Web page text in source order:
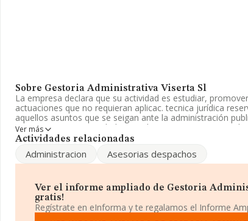
Sobre Gestoria Administrativa Viserta Sl
La empresa declara que su actividad es estudiar,
actuaciones que no requieran aplicac. tecnica jurídica
aquellos asuntos que se seigan ante la administración
empresa es una Sociedad Limitada. Su CNAE corresponde
La compañía no tiene actividad en mercados exteriores.
Los empleados se han reducido un 67% y según los datos
ha tenido un número de empleados por debajo de la
Para más información es posible contactar a través del
La sociedadGestoria Administrativa Viserta S.L,
Monturiol Ba núm. 20, (08420), Barriada Nova, provincia
Ver más
Actividades relacionadas
Administracion Asesorias despachos
Ver el informe ampliado de Gestoria
gratis!
Regístrate en eInforma y te regalamos el Informe